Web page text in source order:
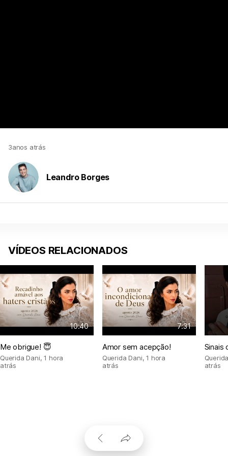
3anos atrás
Leandro Borges
VÍDEOS RELACIONADOS
10:40
Me obrigue! 😇
Querida Dani,1 hora
atrás
7:31
Amor sem acepção!
Querida Dani,1 hora
atrás
Sinais
atrás